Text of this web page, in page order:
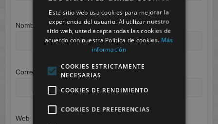
Nombre
Correo electrónico*
Web
Este sitio web usa cookies para mejorar la
experiencia del usuario. Al utilizar nuestro
sitio web, usted acepta todas las cookies de
acuerdo con nuestra Política de cookies. Más
información
COOKIES ESTRICTAMENTE
NECESARIAS
COOKIES DE RENDIMIENTO
COOKIES DE PREFERENCIAS